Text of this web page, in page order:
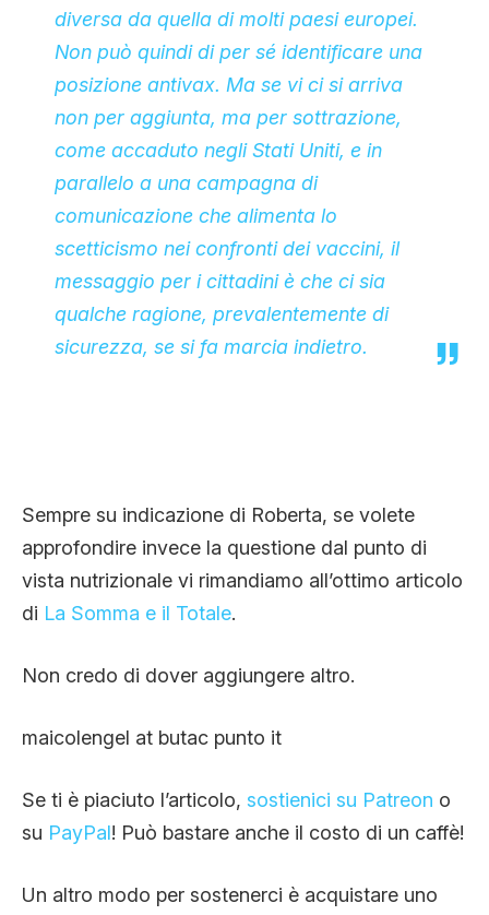
diversa da quella di molti paesi europei.
Non può quindi di per sé identificare una
posizione antivax. Ma se vi ci si arriva
non per aggiunta, ma per sottrazione,
come accaduto negli Stati Uniti, e in
parallelo a una campagna di
comunicazione che alimenta lo
scetticismo nei confronti dei vaccini, il
messaggio per i cittadini è che ci sia
qualche ragione, prevalentemente di
sicurezza, se si fa marcia indietro.
Sempre su indicazione di Roberta, se volete
approfondire invece la questione dal punto di
vista nutrizionale vi rimandiamo all’ottimo articolo
di La Somma e il Totale.
Non credo di dover aggiungere altro.
maicolengel at butac punto it
Se ti è piaciuto l’articolo, sostienici su Patreon o
su PayPal! Può bastare anche il costo di un caffè!
Un altro modo per sostenerci è acquistare uno